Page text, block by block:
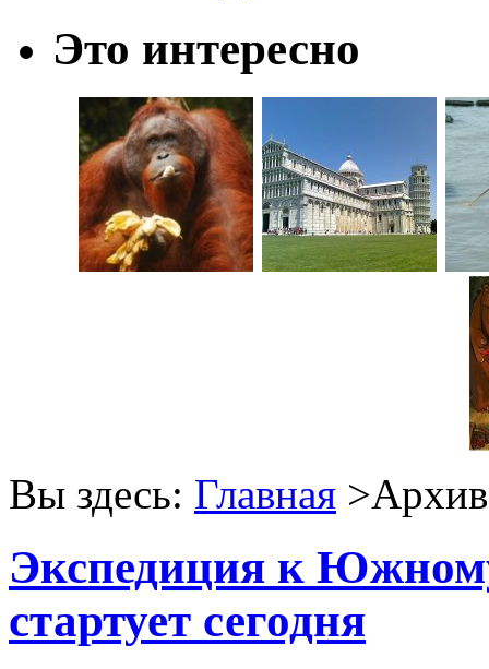
Это интересно
Вы здесь: Главная >Архив
Экспедиция к
стартует сегодня